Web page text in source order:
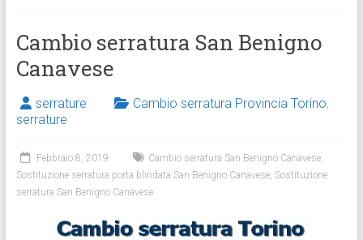
Cambio serratura San Benigno
Canavese
serrature Cambio serratura Provincia Torino,
serrature
Febbraio 8, 2019 Cambio serratura San Benigno Canavese,
Sostituzione serratura porta blindata San Benigno Canavese, Sostituzione
serratura San Benigno Canavese